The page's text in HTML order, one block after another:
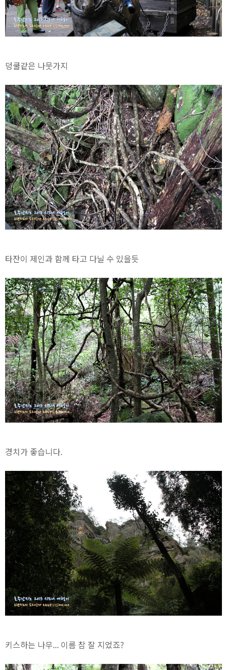
덩쿨같은 나뭇가지
타잔이 제인과 함께 타고 다닐 수 있을듯
경치가 좋습니다.
키스하는 나무... 이름 참 잘 지었죠?